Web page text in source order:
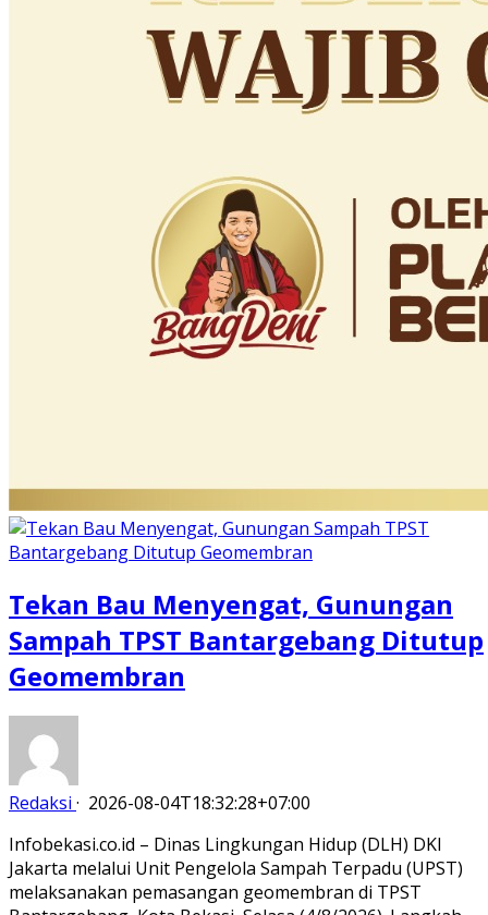
Tekan Bau Menyengat, Gunungan
Sampah TPST Bantargebang Ditutup
Geomembran
Redaksi · 2026-08-04T18:32:28+07:00
Infobekasi.co.id – Dinas Lingkungan Hidup (DLH) DKI
Jakarta melalui Unit Pengelola Sampah Terpadu (UPST)
melaksanakan pemasangan geomembran di TPST